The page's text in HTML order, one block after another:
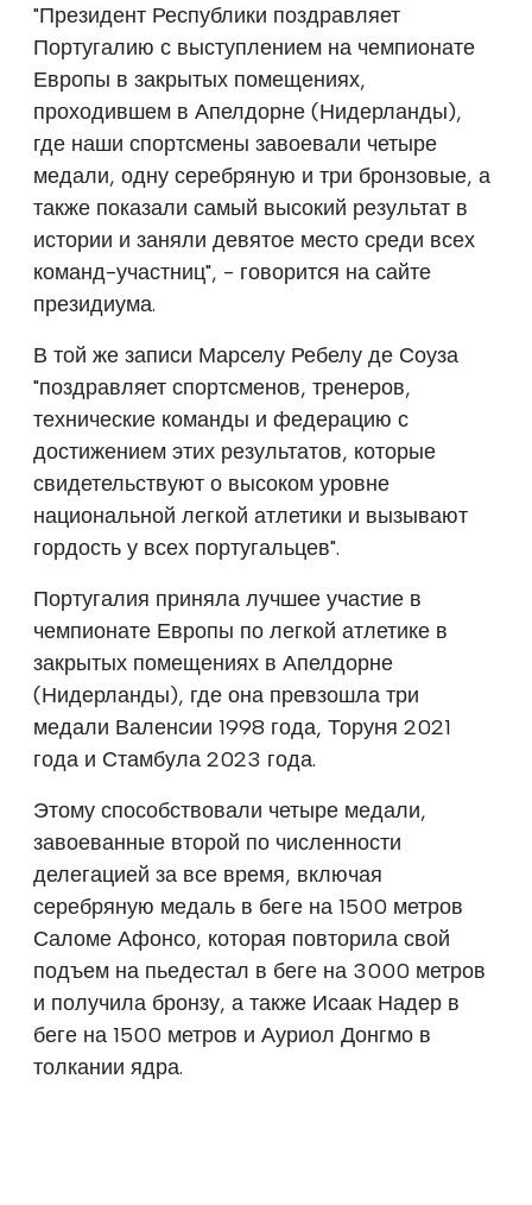
"Президент Республики поздравляет
Португалию с выступлением на чемпионате
Европы в закрытых помещениях,
проходившем в Апелдорне (Нидерланды),
где наши спортсмены завоевали четыре
медали, одну серебряную и три бронзовые, а
также показали самый высокий результат в
истории и заняли девятое место среди всех
команд-участниц", - говорится на сайте
президиума.
В той же записи Марселу Ребелу де Соуза
"поздравляет спортсменов, тренеров,
технические команды и федерацию с
достижением этих результатов, которые
свидетельствуют о высоком уровне
национальной легкой атлетики и вызывают
гордость у всех португальцев".
Португалия приняла лучшее участие в
чемпионате Европы по легкой атлетике в
закрытых помещениях в Апелдорне
(Нидерланды), где она превзошла три
медали Валенсии 1998 года, Торуня 2021
года и Стамбула 2023 года.
Этому способствовали четыре медали,
завоеванные второй по численности
делегацией за все время, включая
серебряную медаль в беге на 1500 метров
Саломе Афонсо, которая повторила свой
подъем на пьедестал в беге на 3000 метров
и получила бронзу, а также Исаак Надер в
беге на 1500 метров и Ауриол Донгмо в
толкании ядра.